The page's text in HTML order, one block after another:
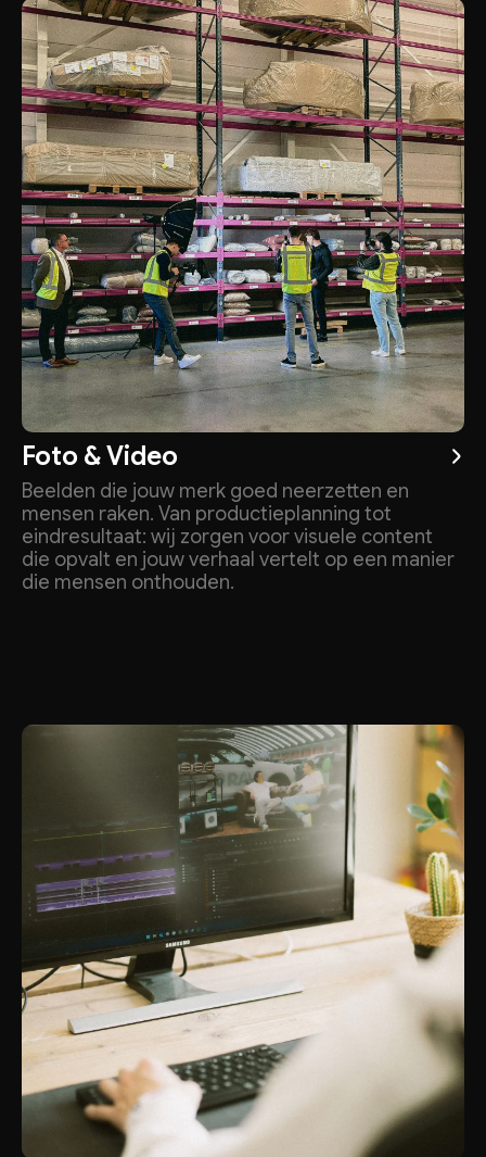
Foto & Video
Beelden die jouw merk goed neerzetten en
mensen raken. Van productieplanning tot
eindresultaat: wij zorgen voor visuele content
die opvalt en jouw verhaal vertelt op een manier
die mensen onthouden.